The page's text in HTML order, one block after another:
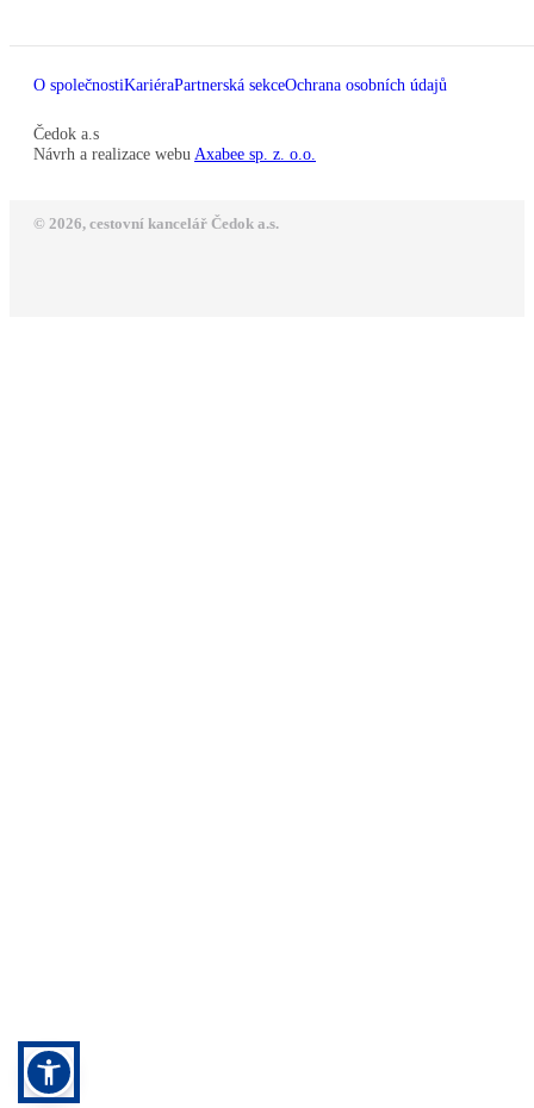
O společnostiKariéraPartnerská sekceOchrana osobních údajů
Čedok a.s
Návrh a realizace webu Axabee sp. z. o.o.
© 2026, cestovní kancelář Čedok a.s.